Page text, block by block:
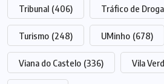
Tribunal (406) Tráfico de Droga
Turismo (248) UMinho (678)
Viana do Castelo (336) Vila